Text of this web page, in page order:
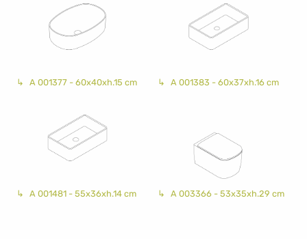
A 001377 - 60x40xh.15 cm A 001383 - 60x37xh.16 cm
A 001481 - 55x36xh.14 cm A 003366 - 53x35xh.29 cm